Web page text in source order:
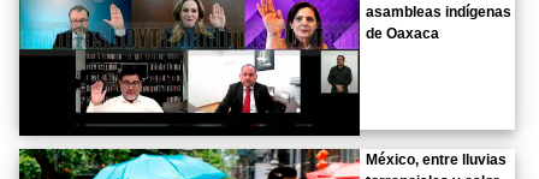
asambleas indígenas
de Oaxaca
México, entre lluvias